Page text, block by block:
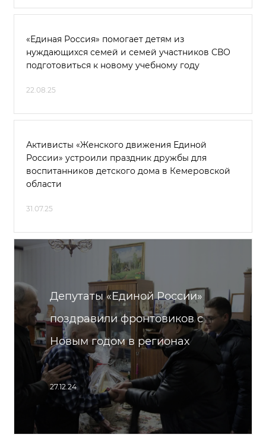
«Единая Россия» помогает детям из
нуждающихся семей и семей участников СВО
подготовиться к новому учебному году
22.08.25
Активисты «Женского движения Единой
России» устроили праздник дружбы для
воспитанников детского дома в Кемеровской
области
31.07.25
Депутаты «Единой России»
поздравили фронтовиков с
Новым годом в регионах
27.12.24